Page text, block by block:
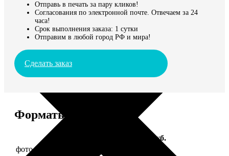
Отправь в печать за пару кликов!
Согласования по электронной почте. Отвечаем за 24
часа!
Срок выполнения заказа: 1 сутки
Отправим в любой город РФ и мира!
Сделать заказ
Форматы и цены
Цена, руб.
фото 20х20 в деревянной рамке